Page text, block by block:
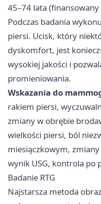
45–74 lata (finansowany
Podczas badania
piersi. Ucisk, który
dyskomfort, jest
wysokiej jakości i
promieniowania.
Wskazania do
rakiem piersi,
zmiany w obrębie
wielkości piersi, ból
miesiączkowym,
wynik USG, kontrola
Badanie RTG
Najstarsza metoda